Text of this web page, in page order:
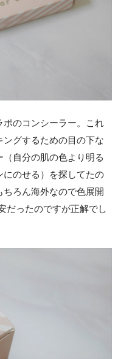
ポのコンシーラー。これ
グするための目の下な
自分の肌の色より明る
にのせる）を探してたの
ろん海外なので色展開
だったのですが正解でし